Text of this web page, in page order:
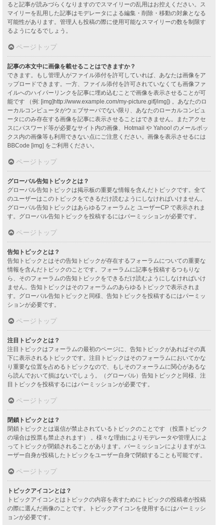
ると記事が読みづらくなりますのでスマイリーの乱用はお控えください。ス
マイリーを乱用した記事はモデレータによる編集・削除・移動の対象となる
可能性があります。管理人も投稿の際に使用可能なスマイリーの数を制限す
るようになるでしょう。
ページトップ
記事の本文中に画像を載せることはできますか？
できます。もし管理人がファイル添付を許可していれば、あなたは画像をア
ップロードできます。一方、ファイル添付を許可されていなくても画像ファ
イルへのハイパーリンクを記事に埋め込むことで画像を表示させることが可
能です （例: [img]http://www.example.com/my-picture.gif[/img]) 。あなたのロ
ーカルコンピュータがウェブサーバでない限り、あなたのローカルコンピュ
ータにのみ存在する画像を記事に表示させることはできません。またアクセ
スにパスワード等が必要なサイト内の画像、Hotmail や Yahoo! のメールボッ
クス内の画像等も利用できない点にご注意ください。画像を表示させるには
BBCode [img] をご利用ください。
ページトップ
グローバル告知トピックとは？
グローバル告知トピックは掲示板の重要な情報を含んだトピックです。全て
のユーザーはこのトピックをできるだけ読むようにしなければいけません。
グローバル告知トピックはあらゆるフォーラムと ユーザーCP で表示されま
す。グローバル告知トピックを投稿するにはパーミッションが必要です。
ページトップ
告知トピックとは？
告知トピックとはその告知トピックが存在するフォーラムについての重要な
情報を含んだトピックのことです。フォーラムに記事を投稿するつもりな
ら、そのフォーラムの告知トピックをできるだけ読むようにしなければいけ
ません。告知トピックはそのフォーラムのあらゆるトピックで表示されま
す。グローバル告知トピックと同様、告知トピックを投稿するにはパーミッ
ションが必要です。
ページトップ
注目トピックとは？
注目トピックはフォーラムの最初のページに、告知トピックがあればその真
下に表示されるトピックです。注目トピックはそのフォーラムにおいてかな
り重要な位置を占めるトピックなので、もしそのフォーラムに関心があるな
ら読んでおいて損はないでしょう。（グローバル）告知トピックと同様、注
目トピックを投稿するにはパーミッションが必要です。
ページトップ
閉鎖トピックとは？
閉鎖トピックとは返信が禁止されているトピックのことです （投票トピック
の場合は投票も禁止されます） 。様々な理由によりモデレータや管理人によ
ってトピックが閉鎖されることがあります。パーミッションによりますがユ
ーザー自身が投稿したトピックをユーザー自身で閉鎖することも可能です。
ページトップ
トピックアイコンとは？
トピックアイコンとはトピックの内容を表すためにトピックの投稿者が投稿
の際に選んだ画像のことです。トピックアイコンを使用するにはパーミッシ
ョンが必要です。